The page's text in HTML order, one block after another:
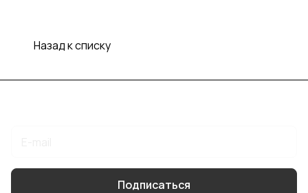
Назад к списку
Подписаться